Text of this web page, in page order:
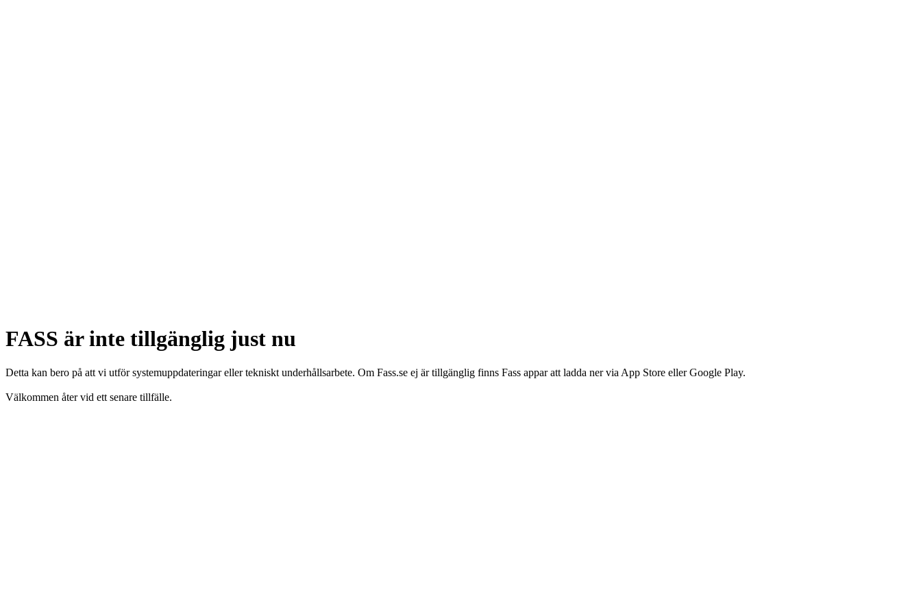
FASS är inte tillgänglig just nu
Detta kan bero på att vi utför systemuppdateringar eller tekniskt underhållsarbete. Om Fass.se ej är tillgänglig finns Fass appar att ladda ner via App Store eller Google Play.
Välkommen åter vid ett senare tillfälle.